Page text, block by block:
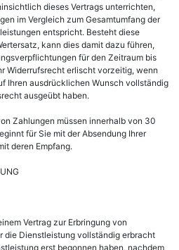
dieses Vertrags unterrichten,
im Vergleich zum Gesamtumfang der
entspricht. Besteht diese
kann dies damit dazu führen,
für den Zeitraum bis
Widerrufsrecht erlischt vorzeitig, wenn
Ihren ausdrücklichen Wunsch vollständig
ausgeübt haben.
Zahlungen müssen innerhalb von 30
für Sie mit der Absendung Ihrer
deren Empfang.
Vertrag zur Erbringung von
die Dienstleistung vollständig erbracht
erst begonnen haben, nachdem